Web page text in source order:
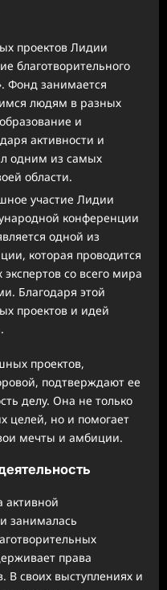
проектов Лидии
благотворительного
занимается
людям в разных
и
активности и
одним из самых
области.
участие Лидии
конференции
одной из
которая проводится
со всего мира
Благодаря этой
проектов и идей
проектов,
подтверждают ее
делу. Она не только
целей, но и помогает
мечты и амбиции.
активной
занималась
права
своих выступлениях и